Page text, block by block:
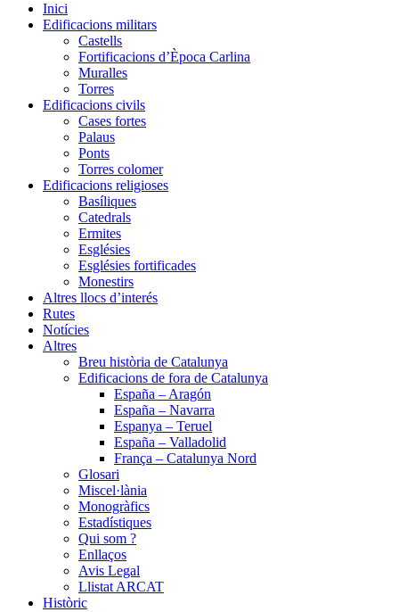
Inici
Edificacions militars
Castells
Fortificacions d’Època Carlina
Muralles
Torres
Edificacions civils
Cases fortes
Palaus
Ponts
Torres colomer
Edificacions religioses
Basíliques
Catedrals
Ermites
Esglésies
Esglésies fortificades
Monestirs
Altres llocs d’interés
Rutes
Notícies
Altres
Breu història de Catalunya
Edificacions de fora de Catalunya
España – Aragón
España – Navarra
Espanya – Teruel
España – Valladolid
França – Catalunya Nord
Glosari
Miscel·lània
Monogràfics
Estadístiques
Qui som ?
Enllaços
Avis Legal
Llistat ARCAT
Històric